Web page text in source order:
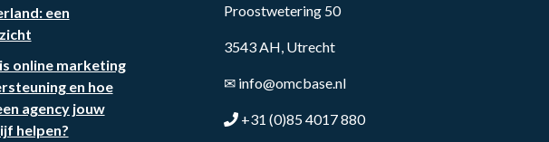
een
online marketing
en hoe
agency jouw
helpen?
Proostwetering 50
3543 AH, Utrecht
✉ info@omcbase.nl
+31 (0)85 4017 880